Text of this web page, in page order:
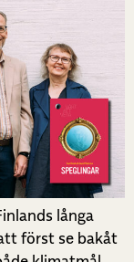
långa
först se bakåt